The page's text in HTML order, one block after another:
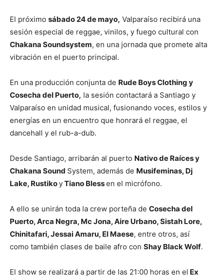
El próximo sábado 24 de mayo, Valparaíso recibirá una
sesión especial de reggae, vinilos, y fuego cultural con
Chakana Soundsystem, en una jornada que promete alta
vibración en el puerto principal.
En una producción conjunta de Rude Boys Clothing y
Cosecha del Puerto, la sesión contactará a Santiago y
Valparaíso en unidad musical, fusionando voces, estilos y
energías en un encuentro que honrará el reggae, el
dancehall y el rub-a-dub.
Desde Santiago, arribarán al puerto Nativo de Raíces y
Chakana Sound System, además de Musifeminas, Dj
Lake, RustikoyTiano Blessen el micrófono.
A ello se unirán toda la crew porteña de Cosecha del
Puerto, Arca Negra, Mc Jona, Aire Urbano, Sistah Lore,
Chinitafari, Jessai Amaru, El Maese, entre otros, así
como también clases de baile afro con Shay Black Wolf.
El show se realizará a partir de las 21:00 horas en el Ex